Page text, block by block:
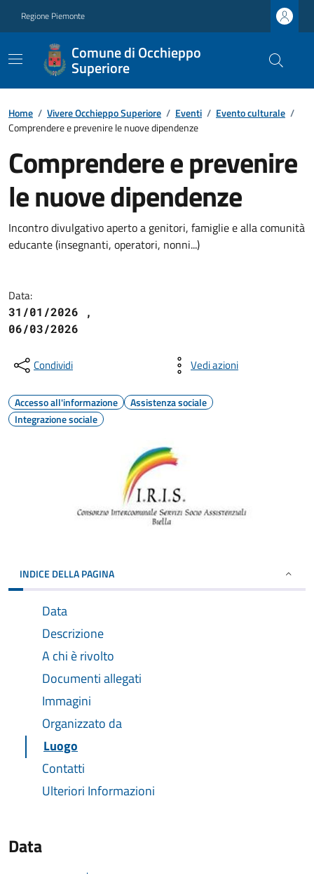
Regione Piemonte
Comune di Occhieppo
Superiore
Home / Vivere Occhieppo Superiore / Eventi / Evento culturale /
Comprendere e prevenire le nuove dipendenze
Comprendere e prevenire
le nuove dipendenze
Incontro divulgativo aperto a genitori, famiglie e alla comunità
educante (insegnanti, operatori, nonni...)
Data:
31/01/2026 ,
06/03/2026
Condividi Vedi azioni
Accesso all'informazione
Assistenza sociale
Integrazione sociale
INDICE DELLA PAGINA
Data
Descrizione
A chi è rivolto
Documenti allegati
Immagini
Organizzato da
Luogo
Contatti
Ulteriori Informazioni
Data